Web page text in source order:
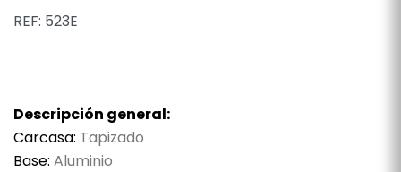
REF: 523E
Descripción general:
Carcasa: Tapizado
Base: Aluminio